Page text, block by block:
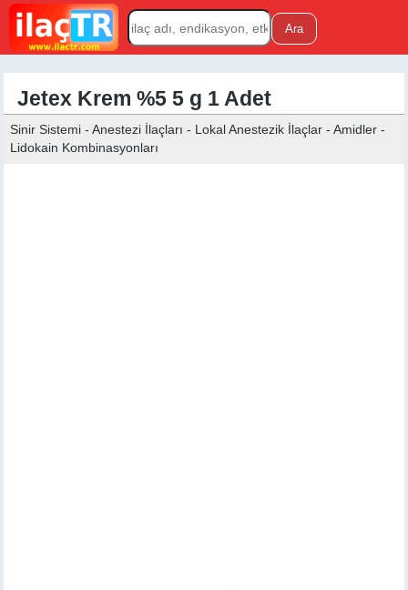
Jetex Krem %5 5 g 1 Adet
Sinir Sistemi - Anestezi İlaçları - Lokal Anestezik İlaçlar - Amidler -
Lidokain Kombinasyonları